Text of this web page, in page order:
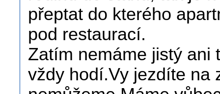
přeptat do kterého
pod restaurací.
Zatím nemáme jistý ani
vždy hodí.Vy jezdíte na